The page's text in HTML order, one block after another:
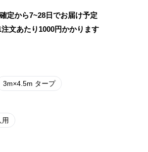
定から7~28日でお届け予定
文あたり 1000円かかります
3m×4.5m タープ